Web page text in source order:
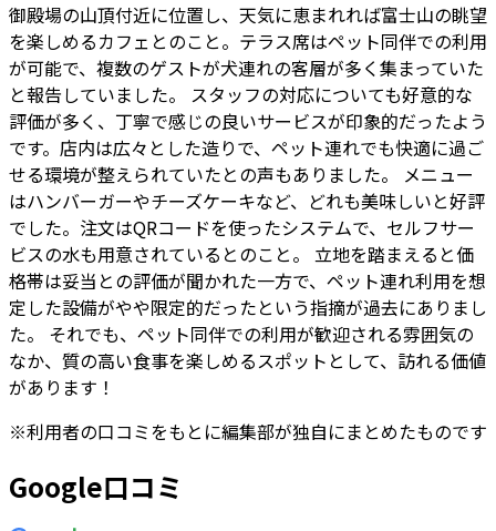
御殿場の山頂付近に位置し、天気に恵まれれば富士山の眺望
を楽しめるカフェとのこと。テラス席はペット同伴での利用
が可能で、複数のゲストが犬連れの客層が多く集まっていた
と報告していました。 スタッフの対応についても好意的な
評価が多く、丁寧で感じの良いサービスが印象的だったよう
です。店内は広々とした造りで、ペット連れでも快適に過ご
せる環境が整えられていたとの声もありました。 メニュー
はハンバーガーやチーズケーキなど、どれも美味しいと好評
でした。注文はQRコードを使ったシステムで、セルフサー
ビスの水も用意されているとのこと。 立地を踏まえると価
格帯は妥当との評価が聞かれた一方で、ペット連れ利用を想
定した設備がやや限定的だったという指摘が過去にありまし
た。 それでも、ペット同伴での利用が歓迎される雰囲気の
なか、質の高い食事を楽しめるスポットとして、訪れる価値
があります！
※利用者の口コミをもとに編集部が独自にまとめたものです
Google口コミ